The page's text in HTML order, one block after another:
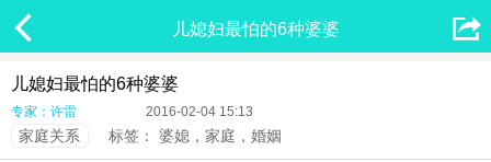
 儿媳妇最怕的6种婆婆 
儿媳妇最怕的6种婆婆
专家：许雷 2016-02-04 15:13
家庭关系 标签： 婆媳，家庭，婚姻